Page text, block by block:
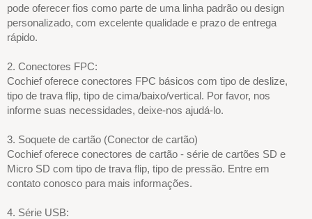
pode oferecer fios como parte de uma linha padrão ou design
personalizado, com excelente qualidade e prazo de entrega
rápido.
2. Conectores FPC:
Cochief oferece conectores FPC básicos com tipo de deslize,
tipo de trava flip, tipo de cima/baixo/vertical. Por favor, nos
informe suas necessidades, deixe-nos ajudá-lo.
3. Soquete de cartão (Conector de cartão)
Cochief oferece conectores de cartão - série de cartões SD e
Micro SD com tipo de trava flip, tipo de pressão. Entre em
contato conosco para mais informações.
4. Série USB: